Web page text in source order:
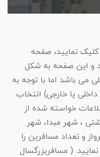
کلیک نمایید، صفحه
و این صفحه به شکل
می باشد اما با توجه به
داخلی یا خارجی) انتخاب
خواسته شده از
، شهر مبدا، شهر
و تعداد مسافرین را
( مسافربزرگسال